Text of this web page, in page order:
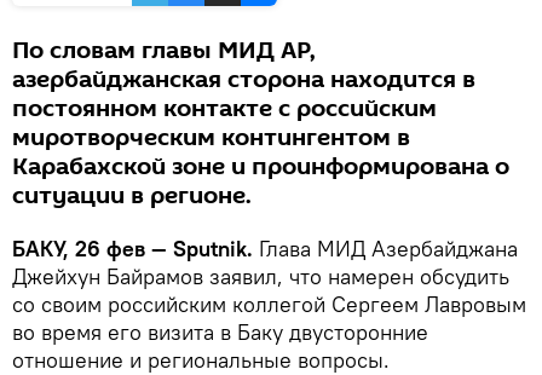
По словам главы МИД АР,
азербайджанская сторона находится в
постоянном контакте с российским
миротворческим контингентом в
Карабахской зоне и проинформирована о
ситуации в регионе.
БАКУ, 26 фев — Sputnik. Глава МИД Азербайджана
Джейхун Байрамов заявил, что намерен обсудить
со своим российским коллегой Сергеем Лавровым
во время его визита в Баку двусторонние
отношение и региональные вопросы.